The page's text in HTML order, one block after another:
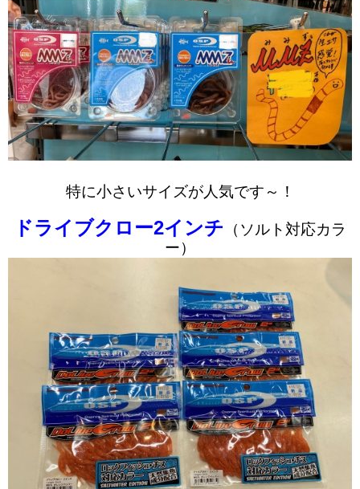
特に小さいサイズが人気です～！
ドライブクロー2インチ （ソルト対応カラ
ー）